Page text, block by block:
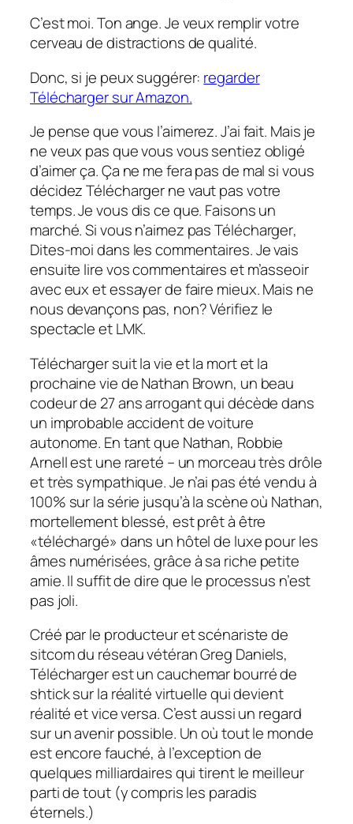
C’est moi. Ton ange. Je veux remplir votre
cerveau de distractions de qualité.
Donc, si je peux suggérer: regarder
Téléchargersur Amazon.
Je pense que vous l’aimerez. J’ai fait. Mais je
ne veux pas que vous vous sentiez obligé
d’aimer ça. Ça ne me fera pas de mal si vous
décidezTéléchargerne vaut pas votre
temps. Je vous dis ce que. Faisons un
marché. Si vous n’aimez pasTélécharger,
Dites-moi dans les commentaires. Je vais
ensuite lire vos commentaires et m’asseoir
avec eux et essayer de faire mieux. Mais ne
nous devançons pas, non? Vérifiez le
spectacle et LMK.
Téléchargersuit la vie et la mort et la
prochaine vie de Nathan Brown, un beau
codeur de 27 ans arrogant qui décède dans
un improbable accident de voiture
autonome. En tant que Nathan, Robbie
Arnell est une rareté – un morceau très drôle
et très sympathique. Je n’ai pas été vendu à
100% sur la série jusqu’à la scène où Nathan,
mortellement blessé, est prêt à être
«téléchargé» dans un hôtel de luxe pour les
âmes numérisées, grâce à sa riche petite
amie. Il suffit de dire que le processus n’est
pas joli.
Créé par le producteur et scénariste de
sitcom du réseau vétéran Greg Daniels,
Téléchargerest un cauchemar bourré de
shtick sur la réalité virtuelle qui devient
réalité et vice versa. C’est aussi un regard
sur un avenir possible. Un où tout le monde
est encore fauché, à l’exception de
quelques milliardaires qui tirent le meilleur
parti de tout (y compris les paradis
éternels.)